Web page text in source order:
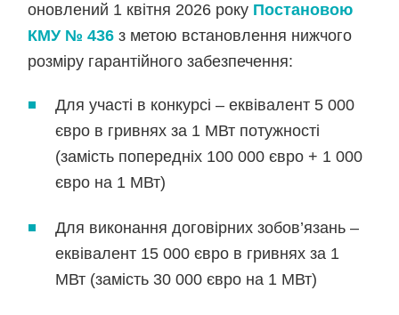
оновлений 1 квітня 2026 року Постановою
КМУ № 436 з метою встановлення нижчого
розміру гарантійного забезпечення:
Для участі в конкурсі – еквівалент 5 000
євро в гривнях за 1 МВт потужності
(замість попередніх 100 000 євро + 1 000
євро на 1 МВт)
Для виконання договірних зобов’язань –
еквівалент 15 000 євро в гривнях за 1
МВт (замість 30 000 євро на 1 МВт)